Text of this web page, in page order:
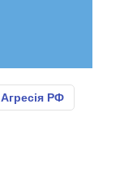
Агресія РФ